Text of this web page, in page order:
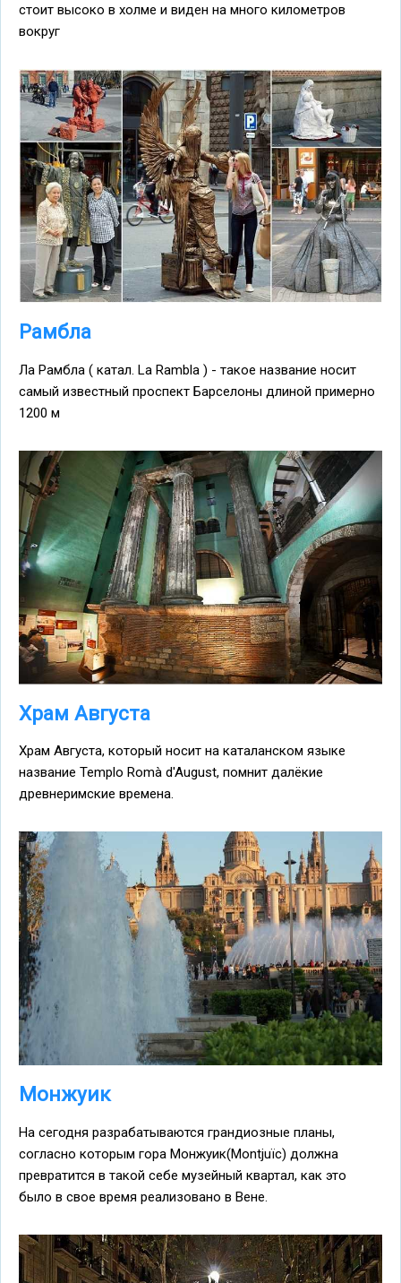
стоит высоко в холме и виден на много километров
вокруг
Рамбла
Ла Рамбла ( катал. La Rambla ) - такое название носит
самый известный проспект Барселоны длиной примерно
1200 м
Храм Августа
Храм Августа, который носит на каталанском языке
название Templo Romà d'August, помнит далёкие
древнеримские времена.
Монжуик
На сегодня разрабатываются грандиозные планы,
согласно которым гора Монжуик(Montjuïc) должна
превратится в такой себе музейный квартал, как это
было в свое время реализовано в Вене.